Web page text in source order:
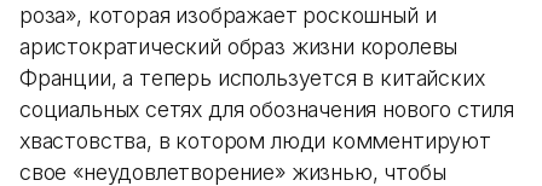
роза», которая изображает роскошный и
аристократический образ жизни королевы
Франции, а теперь используется в китайских
социальных сетях для обозначения нового стиля
хвастовства, в котором люди комментируют
свое «неудовлетворение» жизнью, чтобы